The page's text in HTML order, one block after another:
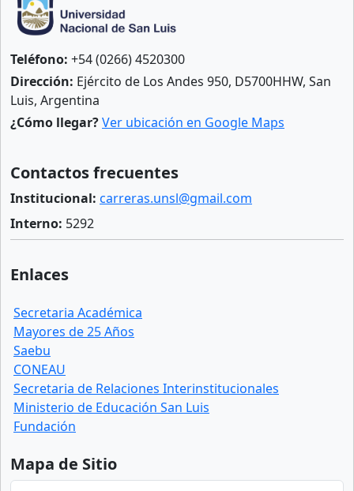
Teléfono: +54 (0266) 4520300
Dirección: Ejército de Los Andes 950, D5700HHW, San
Luis, Argentina
¿Cómo llegar?Ver ubicación en Google Maps
Contactos frecuentes
Institucional: carreras.unsl@gmail.com
Interno: 5292
Enlaces
Secretaria Académica
Mayores de 25 Años
Saebu
CONEAU
Secretaria de Relaciones Interinstitucionales
Ministerio de Educación San Luis
Fundación
Mapa de Sitio